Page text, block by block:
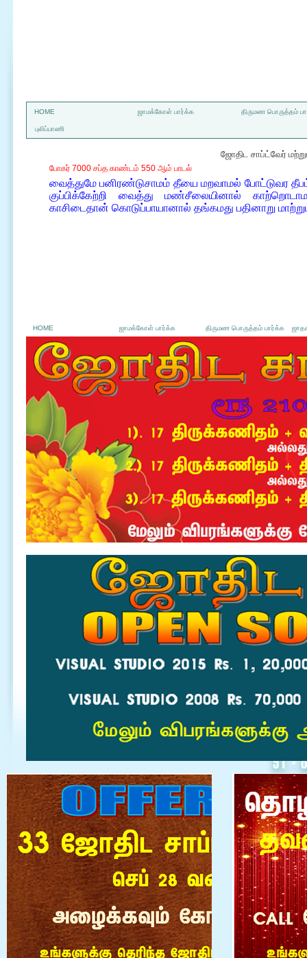
HOME ஜாமக்கோள் பார்க்க திருமண பொருத்தம்
புலிப்பாணி
ஜோதிட சாப்ட்வேர்
போகர் 7000 சப்த காண்டம் 550 ஆம் பாடல்
வைத்துமே பனிரண்டுசாமம் தீயை மறவாமல் போட்டுவர
குப்பிக்கேற்றி வைத்து மண்சீலையினால்
காசிடைதான் கொடுப்பாயானால் தங்கமது பதினாறு
HOME ஜாமக்கோள் பார்க்க திருமண பொருத்தம் பார்க்க